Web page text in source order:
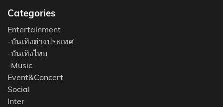
Categories
Entertainment
-บันเทิงต่างประเทศ
-บันเทิงไทย
-Music
Event&Concert
Social
Inter